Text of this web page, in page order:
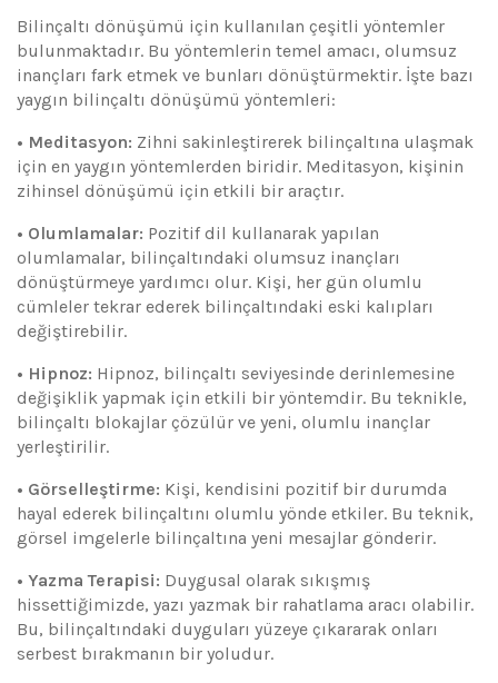
Bilinçaltı dönüşümü için kullanılan çeşitli yöntemler
bulunmaktadır. Bu yöntemlerin temel amacı, olumsuz
inançları fark etmek ve bunları dönüştürmektir. İşte bazı
yaygın bilinçaltı dönüşümü yöntemleri:
• Meditasyon: Zihni sakinleştirerek bilinçaltına ulaşmak
için en yaygın yöntemlerden biridir. Meditasyon, kişinin
zihinsel dönüşümü için etkili bir araçtır.
• Olumlamalar: Pozitif dil kullanarak yapılan
olumlamalar, bilinçaltındaki olumsuz inançları
dönüştürmeye yardımcı olur. Kişi, her gün olumlu
cümleler tekrar ederek bilinçaltındaki eski kalıpları
değiştirebilir.
• Hipnoz: Hipnoz, bilinçaltı seviyesinde derinlemesine
değişiklik yapmak için etkili bir yöntemdir. Bu teknikle,
bilinçaltı blokajlar çözülür ve yeni, olumlu inançlar
yerleştirilir.
• Görselleştirme: Kişi, kendisini pozitif bir durumda
hayal ederek bilinçaltını olumlu yönde etkiler. Bu teknik,
görsel imgelerle bilinçaltına yeni mesajlar gönderir.
• Yazma Terapisi: Duygusal olarak sıkışmış
hissettiğimizde, yazı yazmak bir rahatlama aracı olabilir.
Bu, bilinçaltındaki duyguları yüzeye çıkararak onları
serbest bırakmanın bir yoludur.